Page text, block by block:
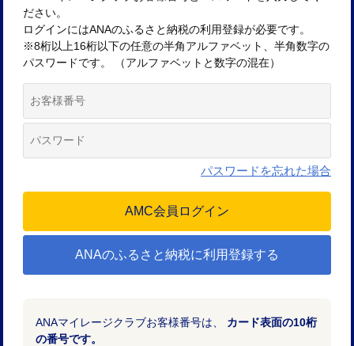
ださい。
ログインにはANAのふるさと納税の利用登録が必要です。
※8桁以上16桁以下の任意の半角アルファベット、半角数字の
パスワードです。 （アルファベットと数字の混在）
パスワードを忘れた場合
ANAのふるさと納税に利用登録する
ANAマイレージクラブお客様番号は、 カード表面の10桁
の番号です。